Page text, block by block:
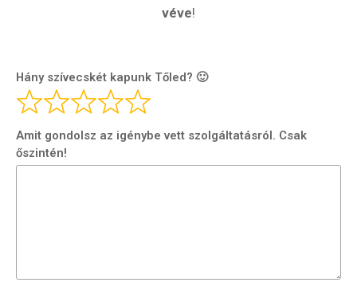
véve!
Hány szívecskét kapunk Tőled? 🙂
Amit gondolsz az igénybe vett szolgáltatásról. Csak
őszintén!